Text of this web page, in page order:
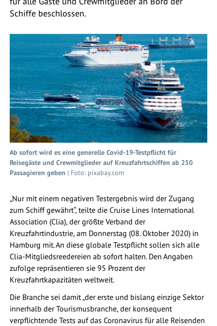
Schiffe beschlossen.
Ab sofort wird es eine generelle Covid-19-Testpflicht für
Reisegäste und Crewmitglieder auf Kreuzfahrtschiffen ab 250
Passagieren geben | Foto: pixabay.com
„Nur mit einem negativen Testergebnis wird der Zugang
zum Schiff gewährt“, teilte die Cruise Lines International
Association (Clia), der größte Verband der
Kreuzfahrtindustrie, am Donnerstag (08. Oktober 2020) in
Hamburg mit. An diese globale Testpflicht sollen sich alle
Clia-Mitgliedsreedereien ab sofort halten. Den Angaben
zufolge repräsentieren sie 95 Prozent der
Kreuzfahrtkapazitäten weltweit.
Die Branche sei damit „der erste und bislang einzige Sektor
innerhalb der Tourismusbranche, der konsequent
verpflichtende Tests auf das Coronavirus für alle Reisenden